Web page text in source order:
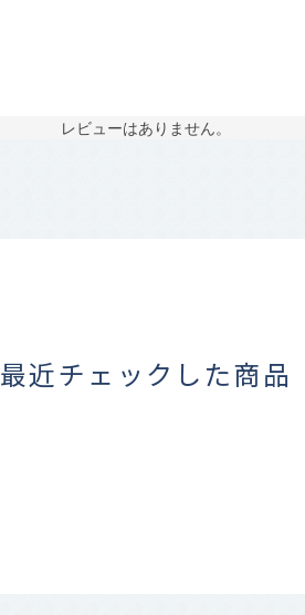
レビューはありません。
最近チェックした商品